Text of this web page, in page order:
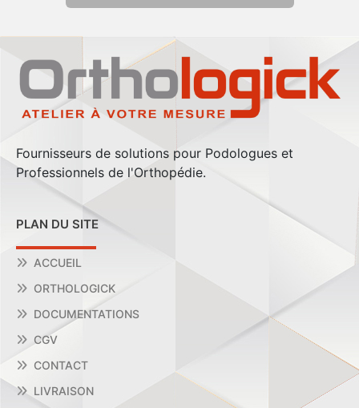
Fournisseurs de solutions pour Podologues et
Professionnels de l'Orthopédie.
PLAN DU SITE
ACCUEIL
ORTHOLOGICK
DOCUMENTATIONS
CGV
CONTACT
LIVRAISON